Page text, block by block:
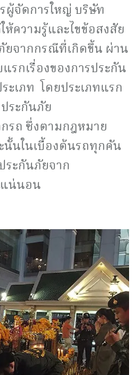
ผู้จัดการใหญ่ บริษัท
ความรู้และไขข้อสงสัย
ยจากกรณีที่เกิดขึ้น ผ่าน
รกเรื่องของการประกัน
เภท โดยประเภทแรก
ระกันภัย
รถ ซึ่งตามกฎหมาย
นในเบื้องต้นรถทุกคัน
ะกันภัยจาก
น่นอน